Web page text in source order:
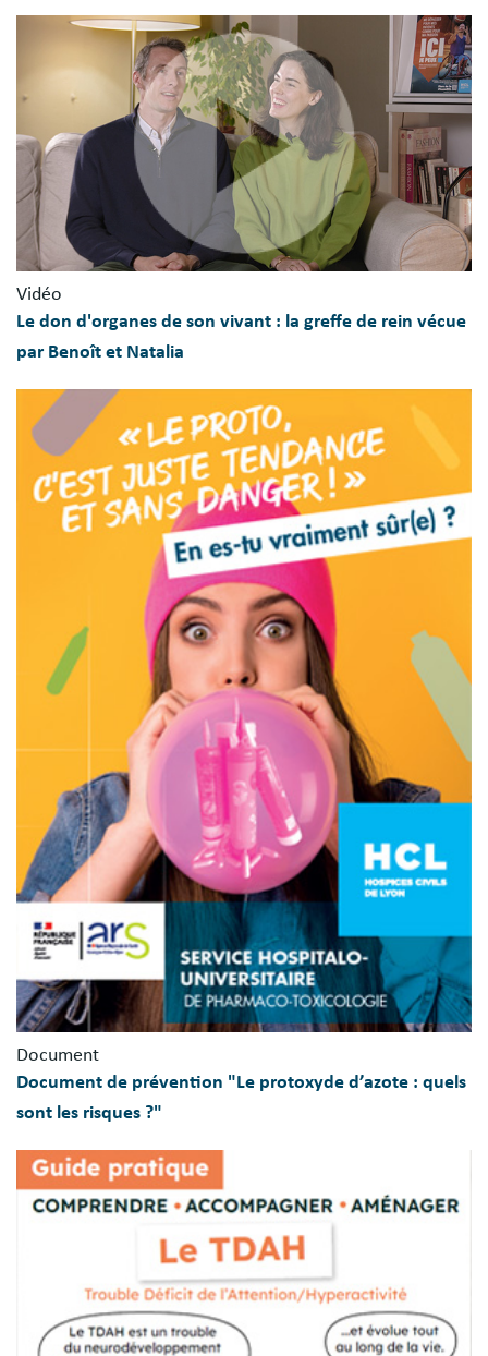
Vidéo
Le don d'organes de son vivant : la greffe de rein vécue
par Benoît et Natalia
Document
Document de prévention "Le protoxyde d’azote : quels
sont les risques ?"